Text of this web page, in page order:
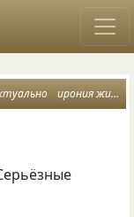
ирония жизни